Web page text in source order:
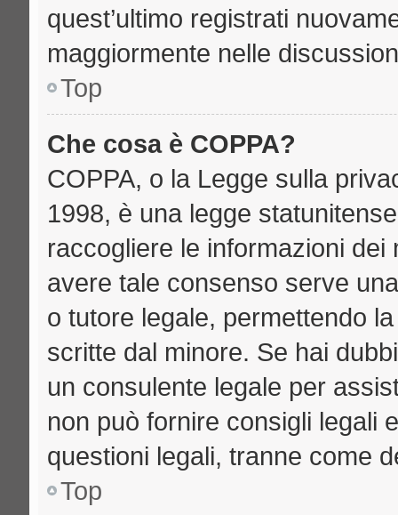
quest’ultimo registrati
maggiormente nelle
Top
Che cosa è COPPA?
COPPA, o la Legge sulla
1998, è una legge
raccogliere le informazioni
avere tale consenso serve
o tutore legale, permettendo
scritte dal minore. Se hai
un consulente legale per
non può fornire consigli legali
questioni legali, tranne come
Top